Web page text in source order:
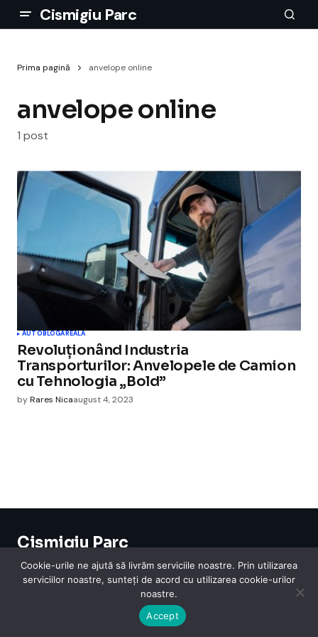
Cismigiu Parc
Prima pagină anvelope online
anvelope online
1 post
AUTOBLOGAREALA
Revoluționând Industria
Transporturilor: Anvelopele de Camion
cu Tehnologia „Bold”
byRares Nicaaugust 4, 2023
Cismigiu Parc
© 2024 CismigiuParc. All Rights Reserved.
InternetLegislatie MedicalModaSarbatoriTelefoaneContact
Cookie-urile ne ajută să livrăm serviciile noastre. Prin utilizarea
serviciilor noastre, sunteți de acord cu utilizarea cookie-urilor
noastre.
Accept